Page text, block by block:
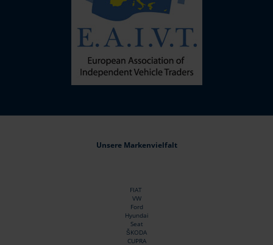
Unsere Markenvielfalt
FIAT
VW
Ford
Hyundai
Seat
ŠKODA
CUPRA